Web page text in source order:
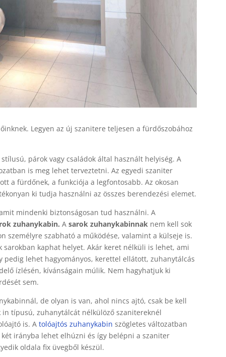
Legyen az új szanitere teljesen a fürdőszobához
párok vagy családok által használt helyiség. A
is meg lehet terveztetni. Az egyedi szaniter
a fürdőnek, a funkciója a legfontosabb. Az okosan
ki tudja használni az összes berendezési elemet.
mindenki biztonságosan tud használni. A
zuhanykabin. Asarok zuhanykabinnak nem kell sok
személyre szabható a működése, valamint a külseje is.
sarokban kaphat helyet. Akár keret nélküli is lehet, ami
lehet hagyományos, kerettel ellátott, zuhanytálcás
ízlésén, kívánságain múlik. Nem hagyhatjuk ki
sem.
de olyan is van, ahol nincs ajtó, csak be kell
típusú, zuhanytálcát nélkülöző szanitereknél
is. Atolóajtós zuhanykabin szögletes változatban
irányba lehet elhúzni és így belépni a szaniter
oldala fix üvegből készül.